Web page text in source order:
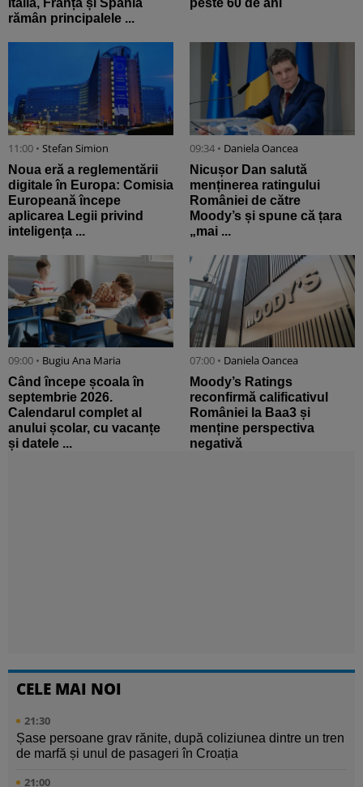
Italia, Franța și Spania
rămân principalele ...
peste 60 de ani
11:00 • Stefan Simion
Noua eră a reglementării
digitale în Europa: Comisia
Europeană începe
aplicarea Legii privind
inteligența ...
09:34 • Daniela Oancea
Nicușor Dan salută
menținerea ratingului
României de către
Moody’s și spune că țara
„mai ...
09:00 • Bugiu ⁠Ana Maria
Când începe școala în
septembrie 2026.
Calendarul complet al
anului școlar, cu vacanțe
și datele ...
07:00 • Daniela Oancea
Moody’s Ratings
reconfirmă calificativul
României la Baa3 și
menține perspectiva
negativă
CELE MAI NOI
21:30
Șase persoane grav rănite, după coliziunea dintre un tren
de marfă și unul de pasageri în Croația
21:00